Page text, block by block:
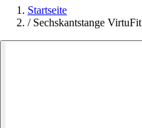
Startseite
/ Sechskantstange VirtuFit